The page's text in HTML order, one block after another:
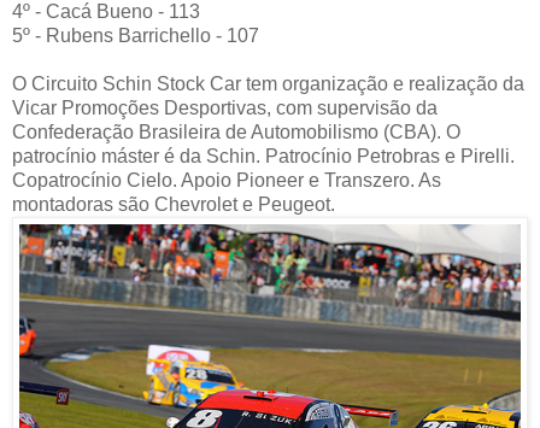
4º - Cacá Bueno - 113
5º - Rubens Barrichello - 107
O Circuito Schin Stock Car tem organização e realização da
Vicar Promoções Desportivas, com supervisão da
Confederação Brasileira de Automobilismo (CBA). O
patrocínio máster é da Schin. Patrocínio Petrobras e Pirelli.
Copatrocínio Cielo. Apoio Pioneer e Transzero. As
montadoras são Chevrolet e Peugeot.